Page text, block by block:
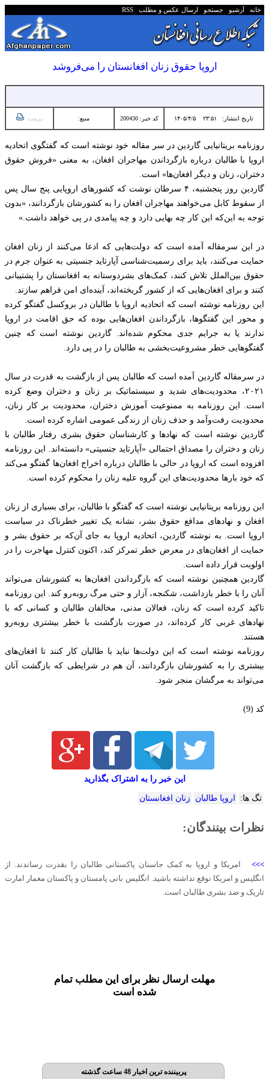
خانه آرشیو جستجو ارسال عکس و مطلب RSS
اروپا حقوق زنان افغانستان را می‌فروشد
تاریخ انتشار: ۲۳:۵۱ ۱۴۰۵/۴/۵ کد خبر: 200430 منبع: پرینت
روزنامه بریتانیایی گاردین در سر مقاله‌ خود نوشته است که گفتگوی اتحادیه
اروپا با طالبان درباره بازگرداندن مهاجران افغان، به معنی «فروش حقوق
دختران، زنان و دیگر افغان‌ها» است.
گاردین روز پنجشنبه، ۴ سرطان نوشت که کشورهای اروپایی پنج سال پس
از سقوط کابل می‌خواهند مهاجران افغان را به کشورشان بازگردانند، «بدون
توجه به این‌که این کار چه بهایی دارد و چه پیامدی در پی خواهد داشت.»
در این سرمقاله آمده است که دولت‌هایی که ادعا می‌کنند از زنان افغان
حمایت می‌کنند، باید برای رسمیت‌شناسی آپارتاید جنسیتی به عنوان جرم در
حقوق بین‌الملل تلاش کنند، کمک‌های بشردوستانه به افغانستان را پشتیبانی
کنند و برای افغان‌هایی که از کشور گریخته‌اند، آینده‌ای امن فراهم سازند.
این روزنامه نوشته است که اتحادیه اروپا با طالبان در بروکسل گفتگو کرده
و محور این گفتگوها، بازگرداندن افغان‌هایی بوده که حق اقامت در اروپا
ندارند یا به جرایم جدی محکوم شده‌اند. گاردین نوشته است که چنین
گفتگوهایی خطر مشروعیت‌بخشی به طالبان را در پی دارد.
در سرمقاله گاردین آمده است که طالبان پس از بازگشت به قدرت در سال
۲۰۲۱، محدودیت‌های شدید و سیستماتیک بر زنان و دختران وضع کرده
است. این روزنامه به ممنوعیت آموزش دختران، محدودیت بر کار زنان،
محدودیت رفت‌وآمد و حذف زنان از زندگی عمومی اشاره کرده است.
گاردین نوشته است که نهادها و کارشناسان حقوق بشری رفتار طالبان با
زنان و دختران را مصداق احتمالی «آپارتاید جنسیتی» دانسته‌اند. این روزنامه
افزوده است که اروپا در حالی با طالبان درباره اخراج افغان‌ها گفتگو می‌کند
که خود بارها محدودیت‌های این گروه علیه زنان را محکوم کرده است.
این روزنامه بریتانیایی نوشته است که گفتگو با طالبان، برای بسیاری از زنان
افغان و نهادهای مدافع حقوق بشر، نشانه یک تغییر خطرناک در سیاست
اروپا است. به نوشته گاردین، اتحادیه اروپا به جای آن‌که بر حقوق بشر و
حمایت از افغان‌های در معرض خطر تمرکز کند، اکنون کنترل مهاجرت را در
اولویت قرار داده است.
گاردین همچنین نوشته است که بازگرداندن افغان‌ها به کشورشان می‌تواند
آنان را با خطر بازداشت، شکنجه، آزار و حتی مرگ روبه‌رو کند. این روزنامه
تاکید کرده است که زنان، فعالان مدنی، مخالفان طالبان و کسانی که با
نهادهای غربی کار کرده‌اند، در صورت بازگشت با خطر بیشتری روبه‌رو
هستند.
روزنامه نوشته است که این دولت‌ها نباید با طالبان کار کنند تا افغان‌های
بیشتری را به کشورشان بازگردانند، آن هم در شرایطی که بازگشت آنان
می‌تواند به مرگشان منجر شود.
کد (9)
این خبر را به اشتراک بگذارید
تگ ها: اروپا طالبان زنان افغانستان
نظرات بینندگان:
>>> امریکا و اروپا به کمک جاسنان پاکستانی طالبان را بقدرت رساندند. از
انگلیس و امریکا نوقع نداشته باشید. انگلیس بانی پامستان و پاکستان معمار امارت
تاریک و ضد بشری طالبان است.
مهلت ارسال نظر برای این مطلب تمام
شده است
پربیننده ترین اخبار 48 ساعت گذشته